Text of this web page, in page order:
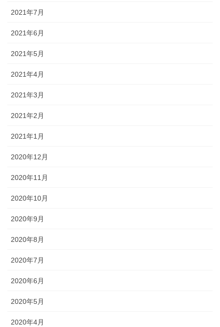
2021年7月
2021年6月
2021年5月
2021年4月
2021年3月
2021年2月
2021年1月
2020年12月
2020年11月
2020年10月
2020年9月
2020年8月
2020年7月
2020年6月
2020年5月
2020年4月